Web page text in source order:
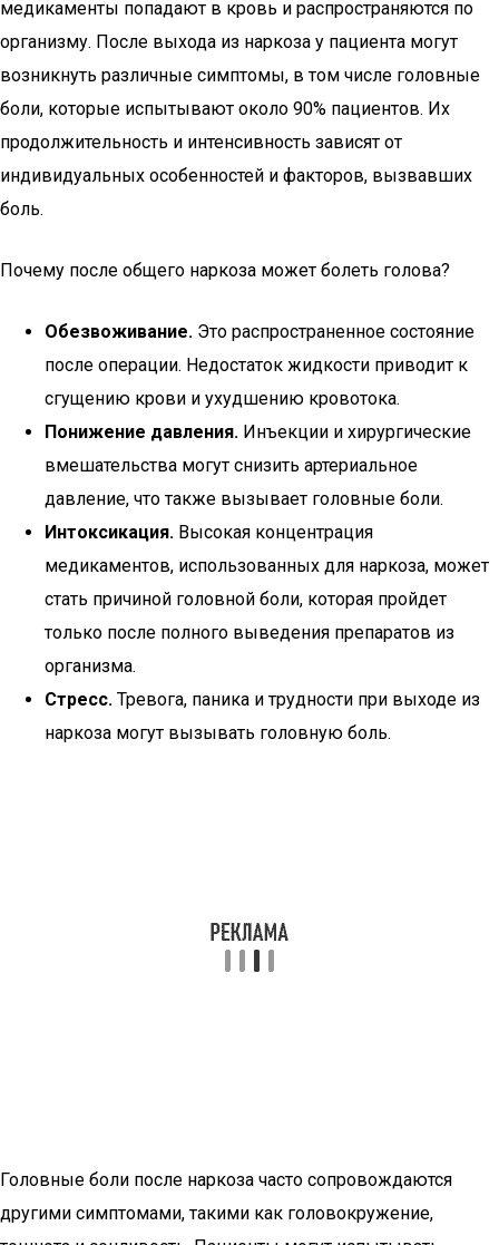
медикаменты попадают в кровь и распространяются по
организму. После выхода из наркоза у пациента могут
возникнуть различные симптомы, в том числе головные
боли, которые испытывают около 90% пациентов. Их
продолжительность и интенсивность зависят от
индивидуальных особенностей и факторов, вызвавших
боль.
Почему после общего наркоза может болеть голова?
Обезвоживание. Это распространенное состояние
после операции. Недостаток жидкости приводит к
сгущению крови и ухудшению кровотока.
Понижение давления. Инъекции и хирургические
вмешательства могут снизить артериальное
давление, что также вызывает головные боли.
Интоксикация. Высокая концентрация
медикаментов, использованных для наркоза, может
стать причиной головной боли, которая пройдет
только после полного выведения препаратов из
организма.
Стресс. Тревога, паника и трудности при выходе из
наркоза могут вызывать головную боль.
Головные боли после наркоза часто сопровождаются
другими симптомами, такими как головокружение,